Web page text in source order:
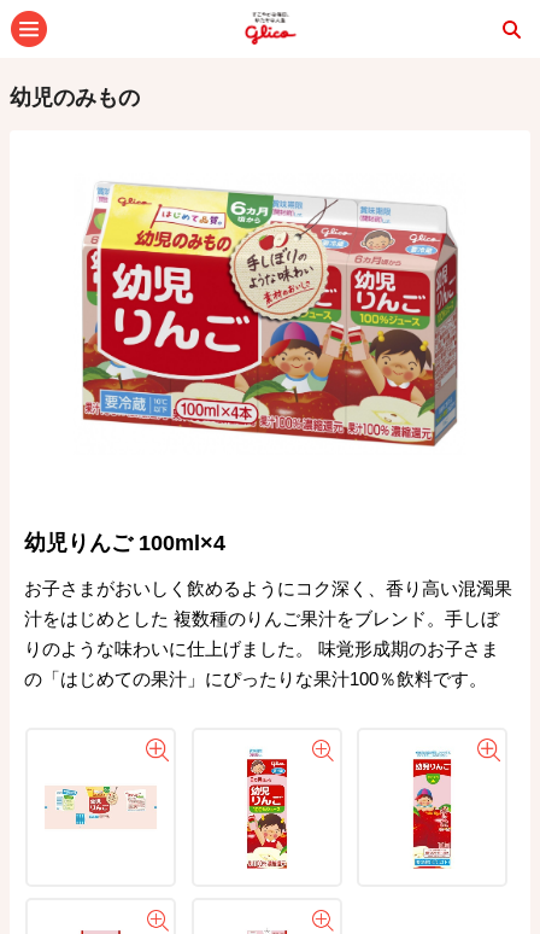
幼児のみもの
幼児りんご 100ml×4
お子さまがおいしく飲めるようにコク深く、香り高い混濁果
汁をはじめとした 複数種のりんご果汁をブレンド。手しぼ
りのような味わいに仕上げました。 味覚形成期のお子さま
の「はじめての果汁」にぴったりな果汁100％飲料です。